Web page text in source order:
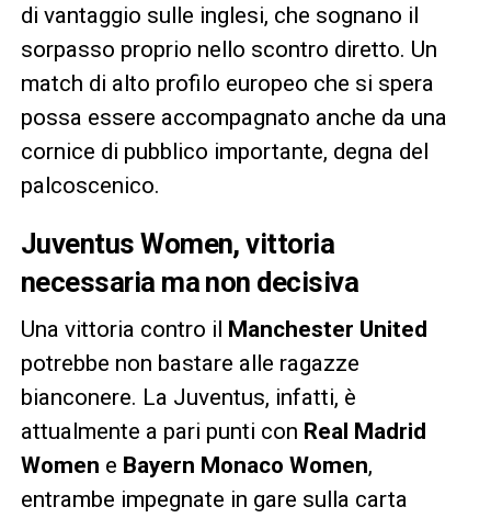
di vantaggio sulle inglesi, che sognano il
sorpasso proprio nello scontro diretto. Un
match di alto profilo europeo che si spera
possa essere accompagnato anche da una
cornice di pubblico importante, degna del
palcoscenico.
Juventus Women, vittoria
necessaria ma non decisiva
Una vittoria contro il Manchester United
potrebbe non bastare alle ragazze
bianconere. La Juventus, infatti, è
attualmente a pari punti con Real Madrid
Women e Bayern Monaco Women,
entrambe impegnate in gare sulla carta